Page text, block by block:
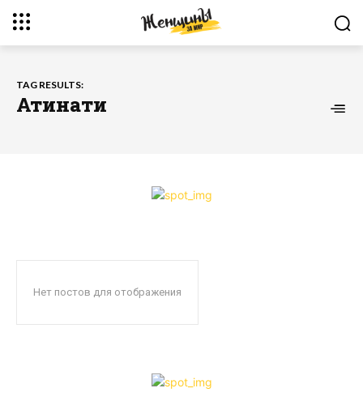
TAG RESULTS:
Атинати
Нет постов для отображения